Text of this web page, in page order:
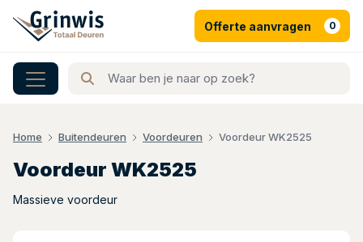
Offerte aanvragen 0
Home Buitendeuren Voordeuren Voordeur WK2525
Voordeur WK2525
Massieve voordeur